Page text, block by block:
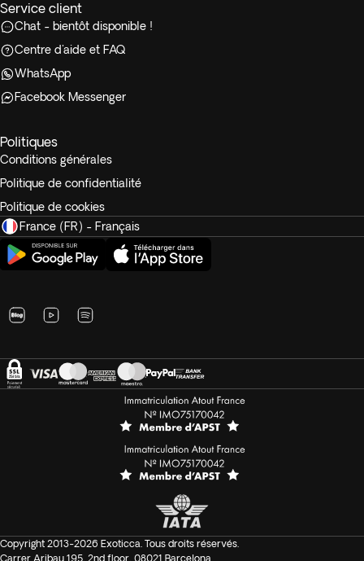
Service client
Chat - bientôt disponible !
Centre d'aide et FAQ
WhatsApp
Facebook Messenger
Politiques
Conditions générales
Politique de confidentialité
Politique de cookies
France (FR) - Français
Copyright 2013-2026 Exoticca. Tous droits réservés.
Carrer Aribau 195, 2nd floor, 08021 Barcelona